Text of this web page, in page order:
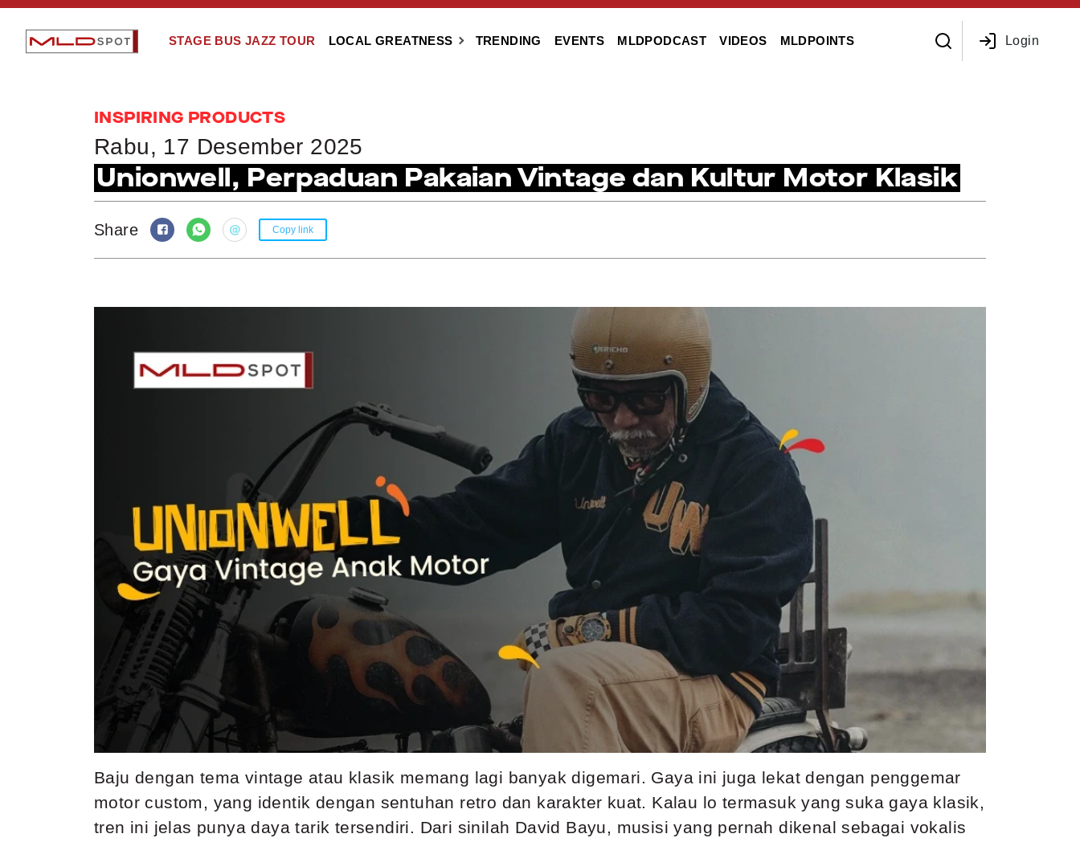
STAGE BUS JAZZ TOUR LOCAL GREATNESS TRENDING EVENTS MLDPODCAST VIDEOS MLDPOINTS Login
INSPIRING PRODUCTS
Rabu, 17 Desember 2025
Unionwell, Perpaduan Pakaian Vintage dan Kultur Motor Klasik
Share Copy link
Baju dengan tema vintage atau klasik memang lagi banyak digemari. Gaya ini juga lekat dengan penggemar
motor custom, yang identik dengan sentuhan retro dan karakter kuat. Kalau lo termasuk yang suka gaya klasik,
tren ini jelas punya daya tarik tersendiri. Dari sinilah David Bayu, musisi yang pernah dikenal sebagai vokalis